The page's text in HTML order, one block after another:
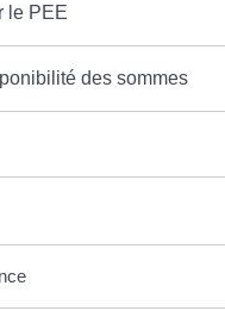
le PEE
des sommes